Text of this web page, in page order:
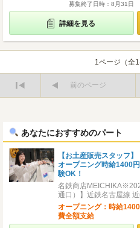
募集終了日時：8月31日
詳細を見る
1ページ（全1
前のページ
あなたにおすすめのパート
【お土産販売スタッフ】
オープニング時給1400
験OK！
名鉄商店
通口）】近鉄名古屋線
オープニング：時給
費全額支給